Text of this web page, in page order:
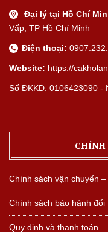
Đại lý tại Hồ Chí
Vấp, TP Hồ Chí Minh
Điện thoại:
Website: https://
Số ĐKKD: 0106423090 -
CHÍNH
Chính sách vận chuyển
Chính sách bảo hành đổi
Quy định và thanh toán